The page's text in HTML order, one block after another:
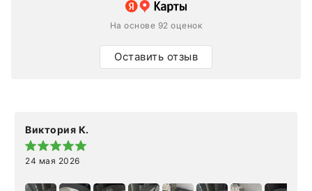
На основе 92 оценок
Оставить отзыв
Виктория К.
24 мая 2026